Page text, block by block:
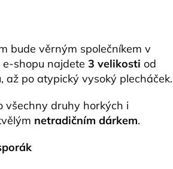
bude věrným společníkem v
shopu najdete 3 velikosti od
až po atypický vysoký plecháček.
všechny druhy horkých i
netradičním dárkem.